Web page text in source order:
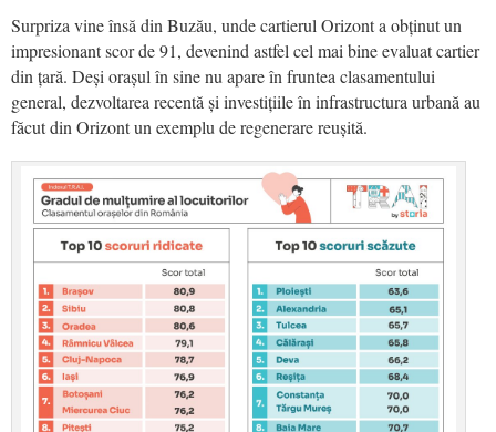
Surpriza vine însă din Buzău, unde cartierul Orizont a obținut un
impresionant scor de 91, devenind astfel cel mai bine evaluat cartier
din țară. Deși orașul în sine nu apare în fruntea clasamentului
general, dezvoltarea recentă și investițiile în infrastructura urbană au
făcut din Orizont un exemplu de regenerare reușită.